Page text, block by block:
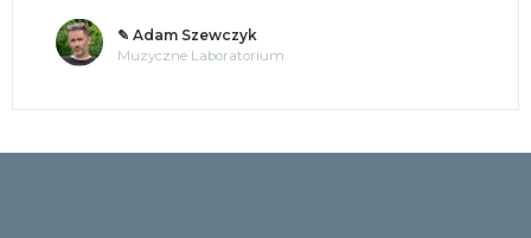
✎ Adam Szewczyk
Muzyczne Laboratorium